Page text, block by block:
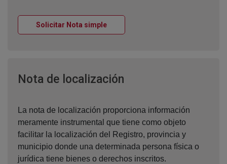
Solicitar Nota simpleVentana nueva
Nota de localización
La nota de localización proporciona información
meramente instrumental que tiene como objeto
facilitar la localización del Registro, provincia y
municipio donde una determinada persona física o
jurídica tiene bienes o derechos inscritos.